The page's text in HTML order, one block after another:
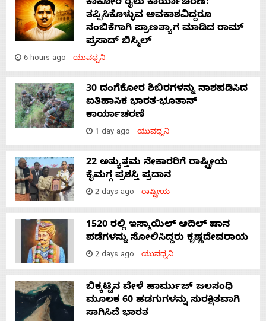
ಕಾಕೋರಿ ರೈಲು ಕಾರ್ಯಾಚರಣೆ:
ತಪ್ಪಿಸಿಕೊಳ್ಳುವ ಅವಕಾಶವಿದ್ದರೂ
ನಂಬಿಕೆಗಾಗಿ ಪ್ರಾಣತ್ಯಾಗ ಮಾಡಿದ ರಾಮ್
ಪ್ರಸಾದ್ ಬಿಸ್ಮಿಲ್
6 hours ago ಯುವಧ್ವನಿ
30 ದಂಗೆಕೋರ ಶಿಬಿರಗಳನ್ನು ನಾಶಪಡಿಸಿದ
ಐತಿಹಾಸಿಕ ಭಾರತ-ಭೂತಾನ್
ಕಾರ್ಯಾಚರಣೆ
1 day ago ಯುವಧ್ವನಿ
22 ಅತ್ಯುತ್ತಮ ನೇಕಾರರಿಗೆ ರಾಷ್ಟ್ರೀಯ
ಕೈಮಗ್ಗ ಪ್ರಶಸ್ತಿ ಪ್ರದಾನ
2 days ago ರಾಷ್ಟ್ರೀಯ
1520 ರಲ್ಲಿ ಇಸ್ಮಾಯಿಲ್ ಆದಿಲ್ ಷಾನ
ಪಡೆಗಳನ್ನು ಸೋಲಿಸಿದ್ದರು ಕೃಷ್ಣದೇವರಾಯ
2 days ago ಯುವಧ್ವನಿ
ಬಿಕ್ಕಟ್ಟಿನ ವೇಳೆ ಹಾರ್ಮುಜ್ ಜಲಸಂಧಿ
ಮೂಲಕ 60 ಹಡಗುಗಳನ್ನು ಸುರಕ್ಷಿತವಾಗಿ
ಸಾಗಿಸಿದೆ ಭಾರತ